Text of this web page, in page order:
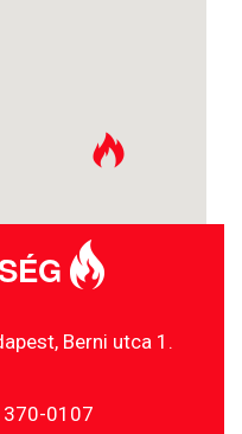
Berni utca 1.
0107